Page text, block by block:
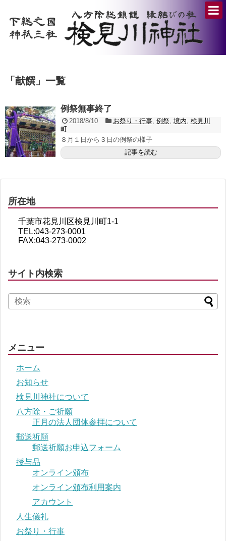
「 献饌」 一覧
例祭無事終了
2018/8/10 お祭り・行事, 例祭, 境内, 検見川
町
８月１日から３日の例祭の様子
記事を読む
所在地
千葉市花見川区検見川町1-1
TEL:043-273-0001
FAX:043-273-0002
サイト内検索
メニュー
ホーム
お知らせ
検見川神社について
八方除・ご祈願
正月の法人団体参拝について
郵送祈願
郵送祈願お申込フォーム
授与品
オンライン頒布
オンライン頒布利用案内
アカウント
人生儀礼
お祭り・行事